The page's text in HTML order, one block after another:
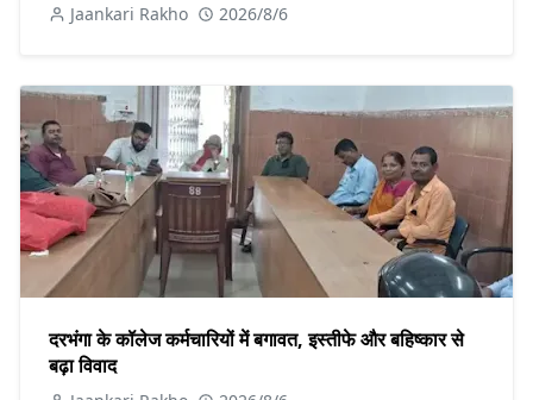
Jaankari Rakho 2026/8/6
दरभंगा के कॉलेज कर्मचारियों में बगावत, इस्तीफे और बहिष्कार से
बढ़ा विवाद